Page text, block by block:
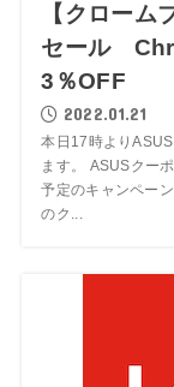
【クロー
セール
3％OFF
2022.01.21
本日17時より
ます。 ASUSクー
予定のキャンペー
のク...